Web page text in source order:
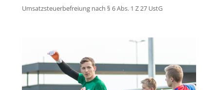
Umsatzsteuerbefreiung nach § 6 Abs. 1 Z 27 UstG